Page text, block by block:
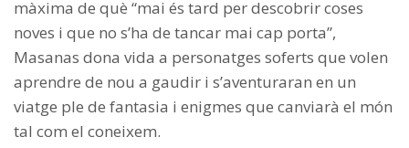
màxima de què “mai és tard per descobrir coses
noves i que no s’ha de tancar mai cap porta”,
Masanas dona vida a personatges soferts que volen
aprendre de nou a gaudir i s’aventuraran en un
viatge ple de fantasia i enigmes que canviarà el món
tal com el coneixem.